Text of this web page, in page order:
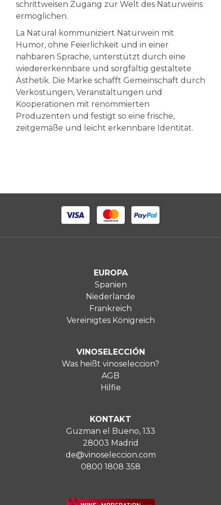
schrittweisen Zugang zur Welt des Naturweins
ermöglichen.
La Natural kommuniziert Naturwein mit
Humor, ohne Feierlichkeit und in einer
nahbaren Sprache, unterstützt durch eine
wiedererkennbare und sorgfältig gestaltete
Ästhetik. Die Marke schafft Gemeinschaft durch
Verkostungen, Veranstaltungen und
Kooperationen mit renommierten
Produzenten und festigt so eine frische,
zeitgemäße und leicht erkennbare Identität.
EUROPA
Spanien
Niederlande
Frankreich
Vereinigtes Königreich
VINOSELECCIÓN
Was heißt vinoseleccion?
AGB
Hilfie
KONTAKT
Guzman el Bueno, 133
28003 Madrid
de@vinoseleccion.com
0800 1808 358